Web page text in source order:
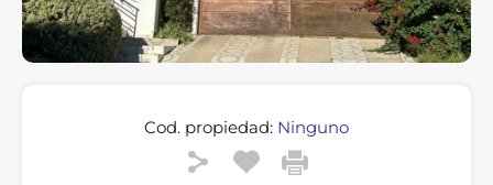
Cod. propiedad: Ninguno